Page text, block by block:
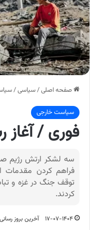
صفحه اصلی/سیاسی/
سیاست خارجی
فوری /
سه لشکر ارتش رژیم
فراهم کردن مقدمات
توقف جنگ در غزه و
کردند.
۱۷-۰۷-۱۴۰۴
آخرین بروز رسانی : ۱۷-۰۷-